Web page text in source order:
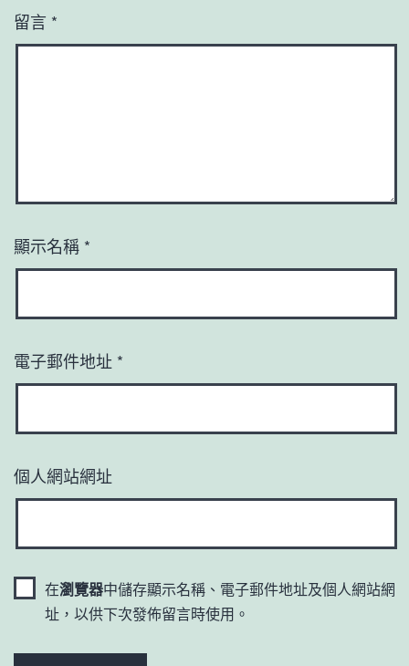
留言 *
顯示名稱 *
電子郵件地址 *
個人網站網址
在瀏覽器中儲存顯示名稱、電子郵件地址及個人網站網
址，以供下次發佈留言時使用。